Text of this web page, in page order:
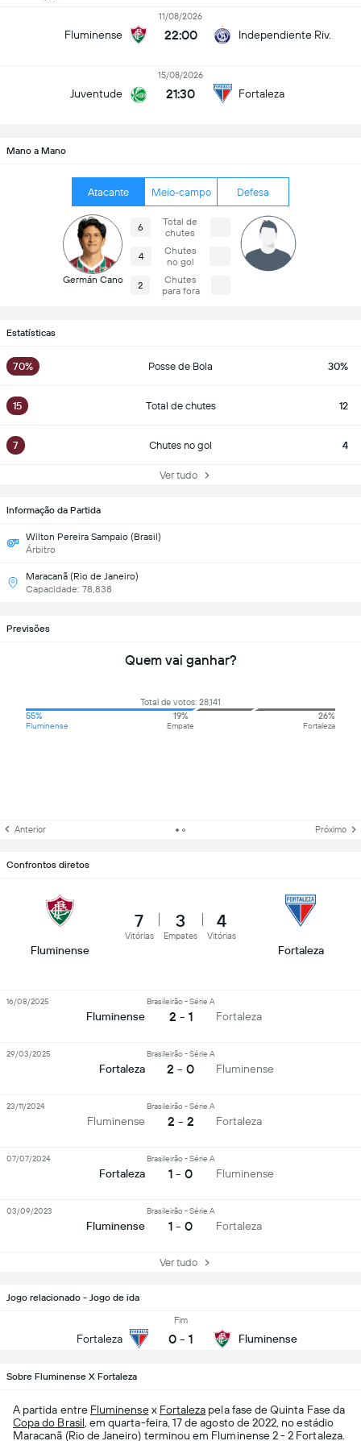
Fluminense
11/08/2026
22:00 Independiente Riv.
Juventude
15/08/2026
21:30 Fortaleza
Jogo relacionado - Jogo de ida
Fortaleza
Fim
0 - 1 Fluminense
Mano a Mano
Atacante Meio-campo Defesa
Germán Cano
6
Total de
chutes
4
Chutes
no gol
2
Chutes
para fora
Estatísticas
70% Posse de Bola 30%
15 Total de chutes 12
7 Chutes no gol 4
Ver tudo
Informação da Partida
Wilton Pereira Sampaio (Brasil)
Árbitro
Maracanã (Rio de Janeiro)
Capacidade: 78,838
Previsões
Quem vai ganhar?
Total de votos: 28,141
55%
Fluminense
19%
Empate
26%
Fortaleza
Anterior Próximo
Confrontos diretos
Fluminense
7
Vitórias
3
Empates
4
Vitórias
Fortaleza
Fluminense
Brasileirão - Série A
2 - 1 Fortaleza
16/08/2025
Fortaleza
Brasileirão - Série A
2 - 0 Fluminense
29/03/2025
Fluminense
Brasileirão - Série A
2 - 2 Fortaleza
23/11/2024
Fortaleza
Brasileirão - Série A
1 - 0 Fluminense
07/07/2024
Fluminense
Brasileirão - Série A
1 - 0 Fortaleza
03/09/2023
Ver tudo
Sobre Fluminense X Fortaleza
A partida entre Fluminensex Fortaleza pela fase de Quinta Fase da
Copa do Brasil , em quarta-feira, 17 de agosto de 2022, no estádio
Maracanã (Rio de Janeiro) terminou em Fluminense 2 - 2 Fortaleza.